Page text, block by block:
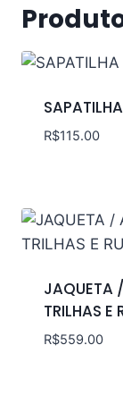
R$115.00
JAQUETA
TRILHAS E
R$559.00